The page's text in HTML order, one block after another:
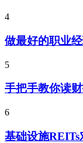
4
做最好的职业
5
手把手教你读
6
基础设施